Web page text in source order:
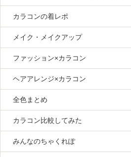
カラコンの着レポ
メイク・メイクアップ
ファッション×カラコン
ヘアアレンジ×カラコン
全色まとめ
カラコン比較してみた
みんなのちゃくれぽ